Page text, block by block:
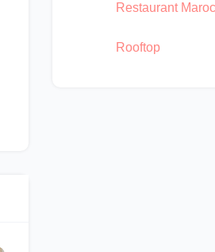
Restaurant
Rooftop